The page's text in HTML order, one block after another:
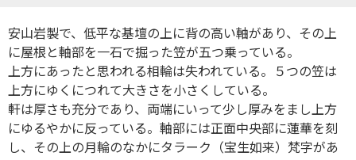
安山岩製で、低平な基壇の上に背の高い軸があり、その上
に屋根と軸部を一石で掘った笠が五つ乗っている。
上方にあったと思われる相輪は失われている。５つの笠は
上方にゆくにつれて大きさを小さくしている。
軒は厚さも充分であり、両端にいって少し厚みをまし上方
にゆるやかに反っている。軸部には正面中央部に蓮華を刻
し、その上の月輪のなかにタラーク（宝生如来）梵字があ